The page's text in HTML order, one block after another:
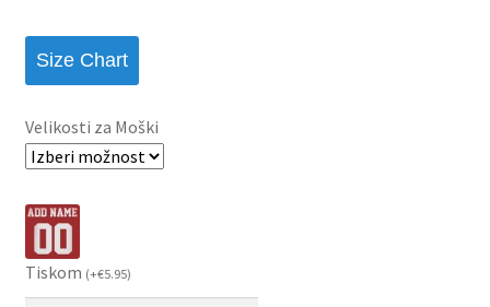
Size Chart
Velikosti za Moški
Tiskom (+€5.95)